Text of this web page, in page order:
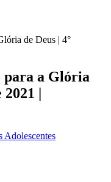
de Deus | 4°
para a Glória
2021 |
Adolescentes